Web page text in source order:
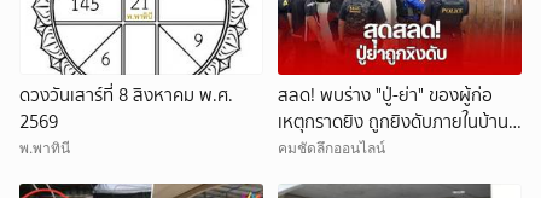
ดวงวันเสาร์ที่ 8 สิงหาคม พ.ศ.
2569
พ.พาทินี
สลด! พบร่าง "ปู่-ย่า" ของผู้ก่อ
เหตุกราดยิง ถูกยิงดับภายในบ้าน
พัก
คมชัดลึกออนไลน์